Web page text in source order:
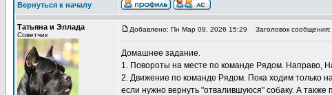
Вернуться к началу
Татьяна и Эллада
Советчик
Добавлено: Пн Мар 09, 2026 15:29 Заголовок сообщения:
Домашнее задание.
1. Повороты на месте по команде Рядом. Направо,
2. Движение по команде Рядом. Пока ходим только
если нужно вернуть "отвалившуюся" собаку. А